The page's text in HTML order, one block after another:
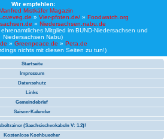
Wir empfehlen:
Manfred Mistkäfer Magazin
Loveveg.de » Vier-pfoten.de/» Foodwatch.org
» Niedersachsen.nabu.de
Mitglied im BUND-Niedersachsen und
Niedersachsen Nabu)
» Greenpeace.de » Peta.de
nichts mit diesen Seiten zu tun!)
Startseite
Impressum
Datenschutz
Links
Gemeindebrief
Saison-Kalender
(Saechsischvokabeln V: 1.2)!
Kostenlose Kochbuecher